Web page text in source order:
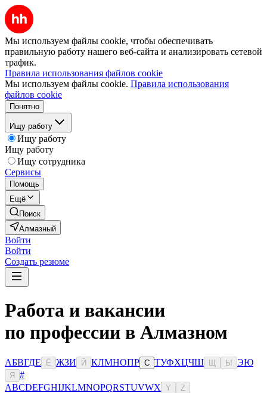
Мы используем файлы cookie, чтобы обеспечивать
правильную работу нашего веб-сайта и анализировать сетевой
трафик.
Правила использования файлов cookie
Мы используем файлы cookie. Правила использования
файлов cookie
Понятно
Ищу работу
Ищу работу
Ищу работу
Ищу сотрудника
Сервисы
Помощь
Ещё
Поиск
Алмазный
Войти
Войти
Создать резюме
Работа и вакансии
по профессии в Алмазном
АБВГДЕ Ё ЖЗИ Й КЛМНОПР С ТУФХЦЧШ Ы ЭЮ
Я
#
ABCDEFGHIJKLMNOPQRSTUVWX Y Z